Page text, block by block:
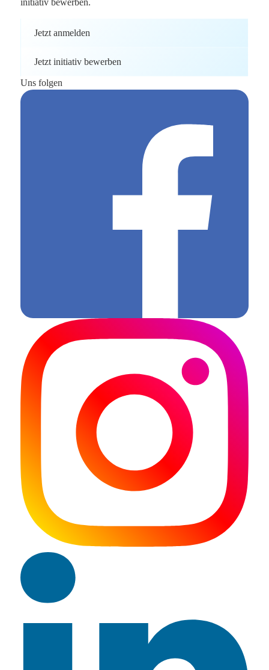
initiativ bewerben.
Jetzt anmelden
Jetzt initiativ bewerben
Uns folgen